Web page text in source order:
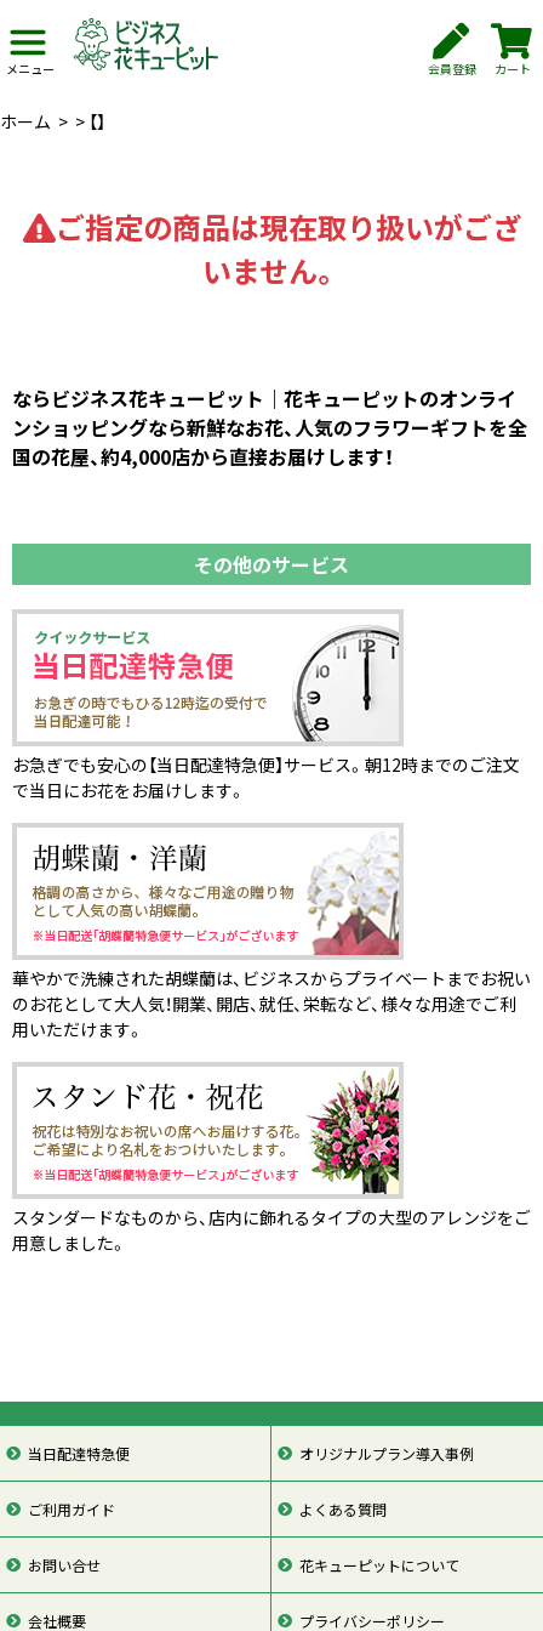
メニュー 会員登録 カート
ホーム > > 【】
ご指定の商品は現在取り扱いがござ
いません。
ならビジネス花キューピット｜花キューピットのオンライ
ンショッピングなら新鮮なお花、人気のフラワーギフトを全
国の花屋、約4,000店から直接お届けします！
その他のサービス
お急ぎでも安心の【当日配達特急便】サービス。朝12時までのご注文
で当日にお花をお届けします。
華やかで洗練された胡蝶蘭は、ビジネスからプライベートまでお祝い
のお花として大人気！開業、開店、就任、栄転など、様々な用途でご利
用いただけます。
スタンダードなものから、店内に飾れるタイプの大型のアレンジをご
用意しました。
当日配達特急便 オリジナルプラン導入事例
ご利用ガイド よくある質問
お問い合せ 花キューピットについて
会社概要 プライバシーポリシー